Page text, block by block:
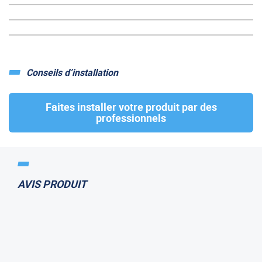
Conseils d’installation
Faites installer votre produit par des
professionnels
AVIS PRODUIT